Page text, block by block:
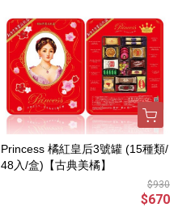
Princess 橘紅皇后3號罐 (15種類/
48入/盒)【古典美橘】
$930
$670